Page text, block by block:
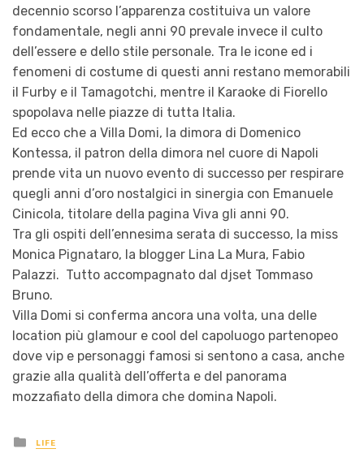
decennio scorso l’apparenza costituiva un valore
fondamentale, negli anni 90 prevale invece il culto
dell’essere e dello stile personale. Tra le icone ed i
fenomeni di costume di questi anni restano memorabili
il Furby e il Tamagotchi, mentre il Karaoke di Fiorello
spopolava nelle piazze di tutta Italia.
Ed ecco che a Villa Domi, la dimora di Domenico
Kontessa, il patron della dimora nel cuore di Napoli
prende vita un nuovo evento di successo per respirare
quegli anni d’oro nostalgici in sinergia con Emanuele
Cinicola, titolare della pagina Viva gli anni 90.
Tra gli ospiti dell’ennesima serata di successo, la miss
Monica Pignataro, la blogger Lina La Mura, Fabio
Palazzi. Tutto accompagnato dal djset Tommaso
Bruno.
Villa Domi si conferma ancora una volta, una delle
location più glamour e cool del capoluogo partenopeo
dove vip e personaggi famosi si sentono a casa, anche
grazie alla qualità dell’offerta e del panorama
mozzafiato della dimora che domina Napoli.
Posted
in
LIFE